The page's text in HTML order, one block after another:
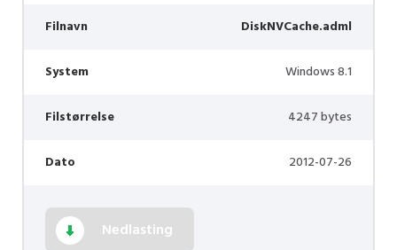
Filnavn DiskNVCache.adml
System Windows 8.1
Filstørrelse 4247 bytes
Dato 2012-07-26
Nedlasting